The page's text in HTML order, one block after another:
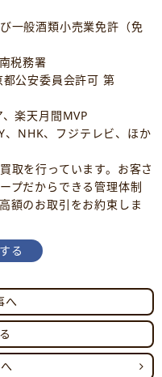
般酒類小売業免許（免
務署
委員会許可 第
楽天月間MVP
NHK、フジテレビ、ほか
取を行っています。お客さ
プだからできる管理体制
額のお取引をお約束しま
る
へ